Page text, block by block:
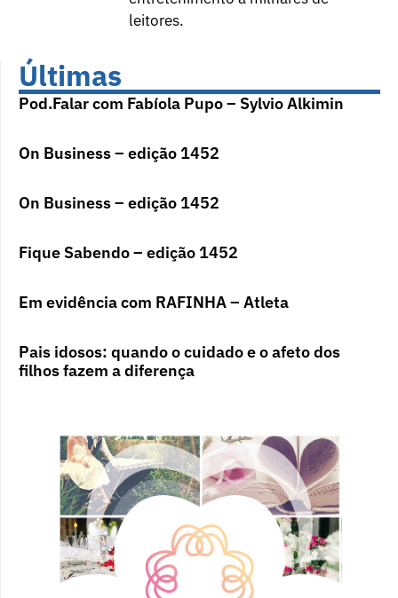
leitores.
Últimas
Pod.Falar com Fabíola Pupo – Sylvio Alkimin
On Business – edição 1452
On Business – edição 1452
Fique Sabendo – edição 1452
Em evidência com RAFINHA – Atleta
Pais idosos: quando o cuidado e o afeto dos
filhos fazem a diferença